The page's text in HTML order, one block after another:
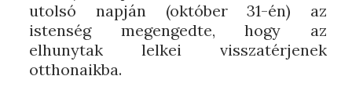
utolsó napján (október 31-én) az
istenség megengedte, hogy az
elhunytak lelkei visszatérjenek
otthonaikba.